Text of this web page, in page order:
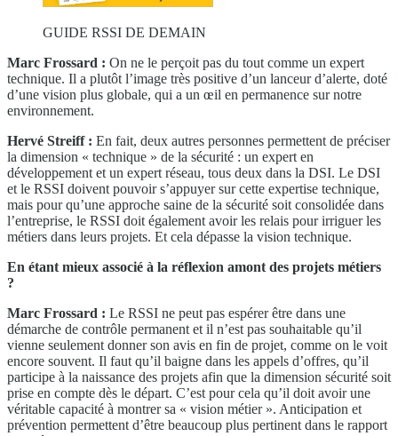
GUIDE RSSI DE DEMAIN
Marc Frossard : On ne le perçoit pas du tout comme un expert
technique. Il a plutôt l’image très positive d’un lanceur d’alerte, doté
d’une vision plus globale, qui a un œil en permanence sur notre
environnement.
Hervé Streiff : En fait, deux autres personnes permettent de préciser
la dimension « technique » de la sécurité : un expert en
développement et un expert réseau, tous deux dans la DSI. Le DSI
et le RSSI doivent pouvoir s’appuyer sur cette expertise technique,
mais pour qu’une approche saine de la sécurité soit consolidée dans
l’entreprise, le RSSI doit également avoir les relais pour irriguer les
métiers dans leurs projets. Et cela dépasse la vision technique.
En étant mieux associé à la réflexion amont des projets métiers
?
Marc Frossard : Le RSSI ne peut pas espérer être dans une
démarche de contrôle permanent et il n’est pas souhaitable qu’il
vienne seulement donner son avis en fin de projet, comme on le voit
encore souvent. Il faut qu’il baigne dans les appels d’offres, qu’il
participe à la naissance des projets afin que la dimension sécurité soit
prise en compte dès le départ. C’est pour cela qu’il doit avoir une
véritable capacité à montrer sa « vision métier ». Anticipation et
prévention permettent d’être beaucoup plus pertinent dans le rapport